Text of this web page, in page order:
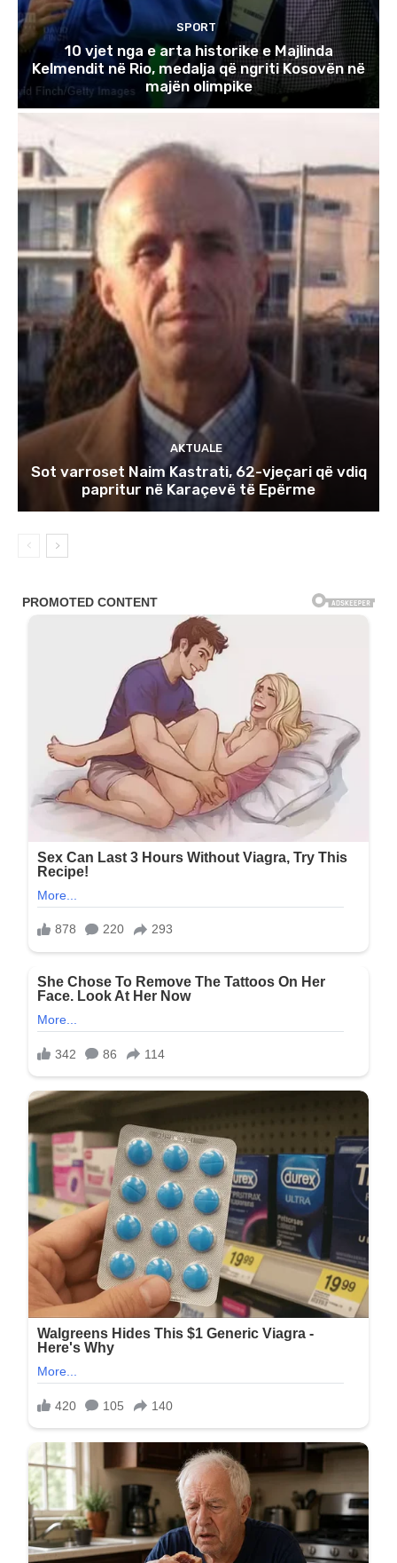
SPORT
10 vjet nga e arta historike e Majlinda
Kelmendit në Rio, medalja që ngriti Kosovën në
majën olimpike
AKTUALE
Sot varroset Naim Kastrati, 62-vjeçari që vdiq
papritur në Karaçevë të Epërme